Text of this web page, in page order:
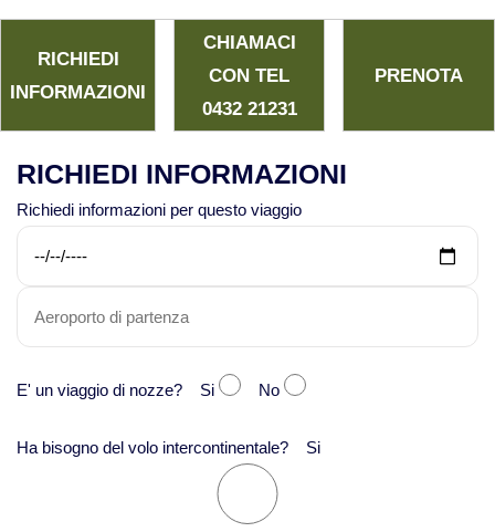
RICHIEDI
INFORMAZIONI
CHIAMACI
CON TEL
0432 21231
PRENOTA
RICHIEDI INFORMAZIONI
Richiedi informazioni per questo viaggio
E' un viaggio di nozze? Si No
Ha bisogno del volo intercontinentale? Si